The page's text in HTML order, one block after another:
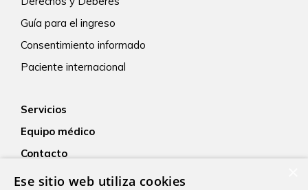
Guía para el ingreso
Consentimiento informado
Paciente internacional
Servicios
Equipo médico
Contacto
Empleo
Ese sitio web utiliza cookies